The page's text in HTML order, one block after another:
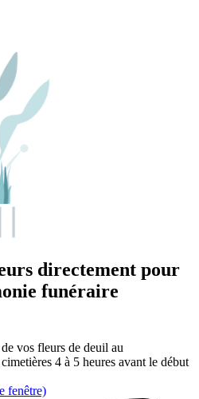
directement pour
funéraire
vos fleurs de deuil au
4 à 5 heures avant le début
fenêtre)